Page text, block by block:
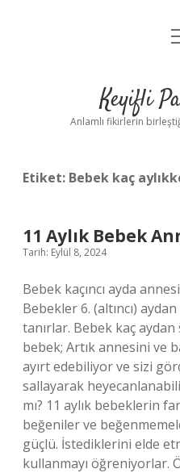
Keyifli
Anlamlı fikirlerin
Etiket: Bebek kaç
11 Aylık Bebek
Tarih: Eylül 8, 2024
Bebek kaçıncı ayda
Bebekler 6. (altıncı)
tanırlar. Bebek kaç aydan
bebek; Artık annesini ve
ayırt edebiliyor ve sizi
sallayarak
mı? 11 aylık bebeklerin
beğeniler ve
güçlü. İstediklerini elde
kullanmayı öğreniyorlar.